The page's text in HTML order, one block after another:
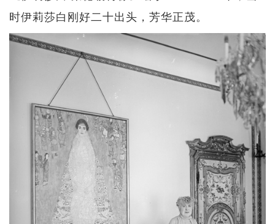
时伊莉莎白刚好二十出头，芳华正茂。